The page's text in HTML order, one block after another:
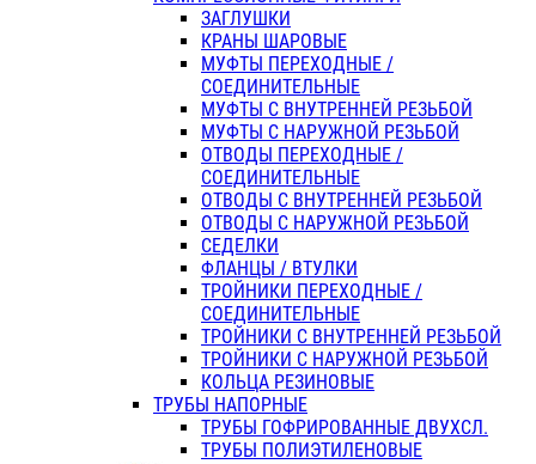
ЗАГЛУШКИ
КРАНЫ ШАРОВЫЕ
МУФТЫ ПЕРЕХОДНЫЕ /
СОЕДИНИТЕЛЬНЫЕ
МУФТЫ С ВНУТРЕННЕЙ РЕЗЬБОЙ
МУФТЫ С НАРУЖНОЙ РЕЗЬБОЙ
ОТВОДЫ ПЕРЕХОДНЫЕ /
СОЕДИНИТЕЛЬНЫЕ
ОТВОДЫ С ВНУТРЕННЕЙ РЕЗЬБОЙ
ОТВОДЫ С НАРУЖНОЙ РЕЗЬБОЙ
СЕДЕЛКИ
ФЛАНЦЫ / ВТУЛКИ
ТРОЙНИКИ ПЕРЕХОДНЫЕ /
СОЕДИНИТЕЛЬНЫЕ
ТРОЙНИКИ С ВНУТРЕННЕЙ РЕЗЬБОЙ
ТРОЙНИКИ С НАРУЖНОЙ РЕЗЬБОЙ
КОЛЬЦА РЕЗИНОВЫЕ
ТРУБЫ НАПОРНЫЕ
ТРУБЫ ГОФРИРОВАННЫЕ ДВУХСЛ.
ТРУБЫ ПОЛИЭТИЛЕНОВЫЕ